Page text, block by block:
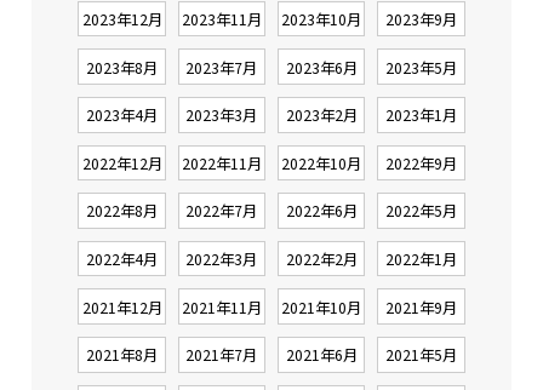
2023年12月 2023年11月 2023年10月 2023年9月
2023年8月 2023年7月 2023年6月 2023年5月
2023年4月 2023年3月 2023年2月 2023年1月
2022年12月 2022年11月 2022年10月 2022年9月
2022年8月 2022年7月 2022年6月 2022年5月
2022年4月 2022年3月 2022年2月 2022年1月
2021年12月 2021年11月 2021年10月 2021年9月
2021年8月 2021年7月 2021年6月 2021年5月